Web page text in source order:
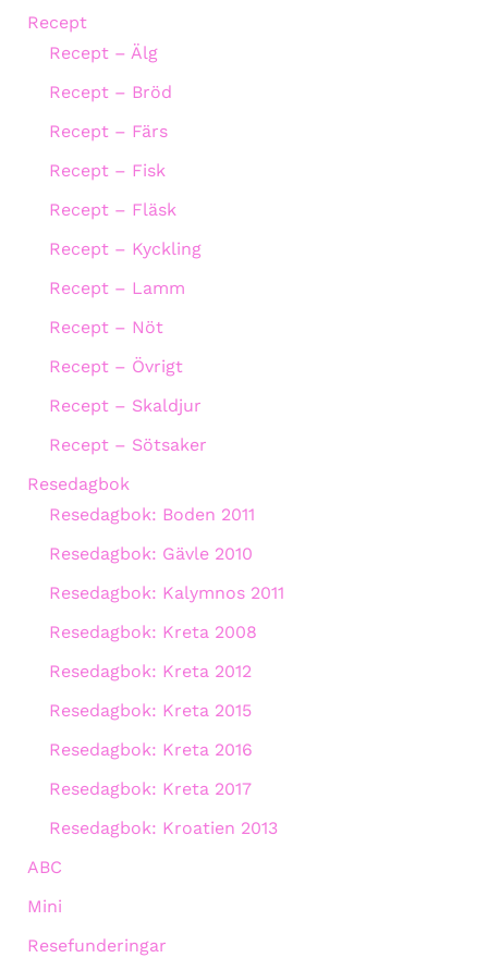
Recept
Recept – Älg
Recept – Bröd
Recept – Färs
Recept – Fisk
Recept – Fläsk
Recept – Kyckling
Recept – Lamm
Recept – Nöt
Recept – Övrigt
Recept – Skaldjur
Recept – Sötsaker
Resedagbok
Resedagbok: Boden 2011
Resedagbok: Gävle 2010
Resedagbok: Kalymnos 2011
Resedagbok: Kreta 2008
Resedagbok: Kreta 2012
Resedagbok: Kreta 2015
Resedagbok: Kreta 2016
Resedagbok: Kreta 2017
Resedagbok: Kroatien 2013
ABC
Mini
Resefunderingar